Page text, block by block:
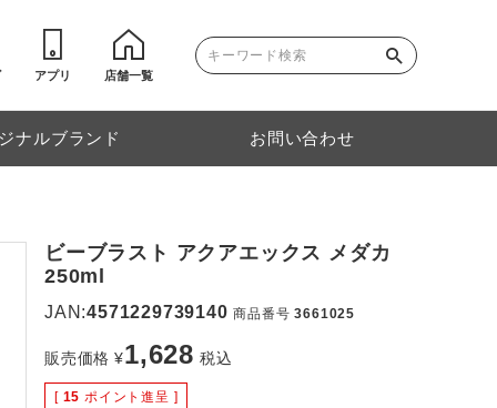
アプリ 店舗一覧
ナルブランド お問い合わせ
ビーブラスト アクアエックス メダカ
250ml
JAN:4571229739140 商品番号 3661025
販売価格 ¥1,628 税込
[ 15 ポイント進呈 ]